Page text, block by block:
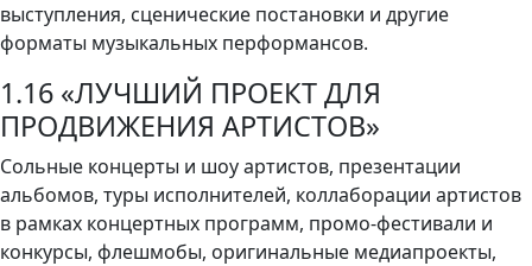
выступления, сценические постановки и другие
форматы музыкальных перформансов.
1.16 «ЛУЧШИЙ ПРОЕКТ ДЛЯ
ПРОДВИЖЕНИЯ АРТИСТОВ»
Сольные концерты и шоу артистов, презентации
альбомов, туры исполнителей, коллаборации артистов
в рамках концертных программ, промо-фестивали и
конкурсы, флешмобы, оригинальные медиапроекты,